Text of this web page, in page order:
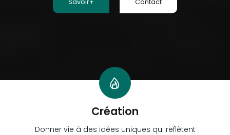
Savoir+ Contact
Création
Donner vie à des idées uniques qui reflètent